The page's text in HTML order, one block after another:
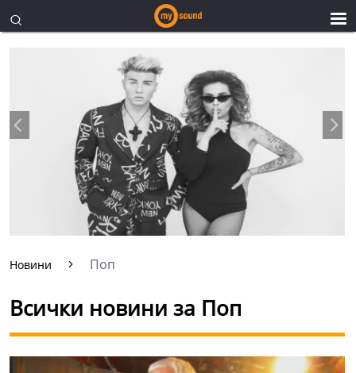
Новини Поп
Всички новини за Поп